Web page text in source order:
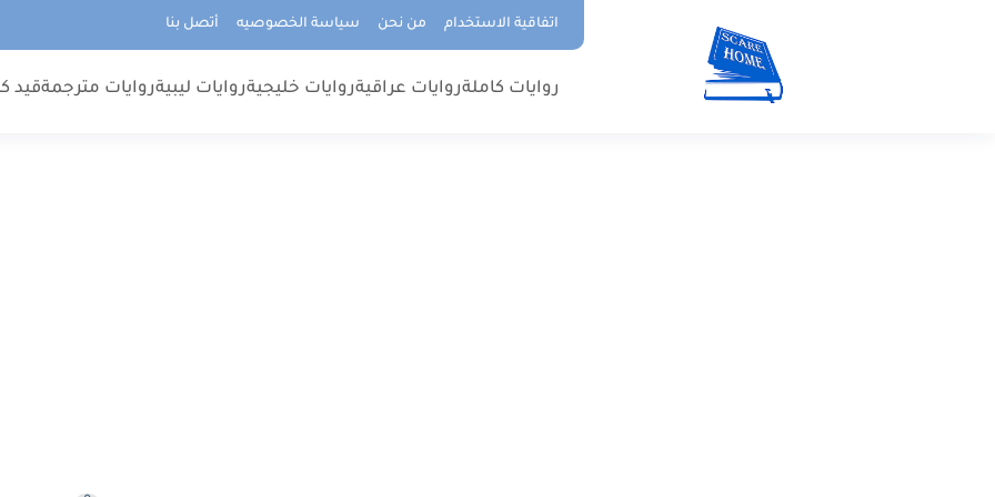
اتفاقية الاستخدام من نحن سياسة الخصوصيه أتصل بنا
روايات كاملةروايات عراقيةروايات خليجيةروايات ليبيةروايات مترجمةقيد